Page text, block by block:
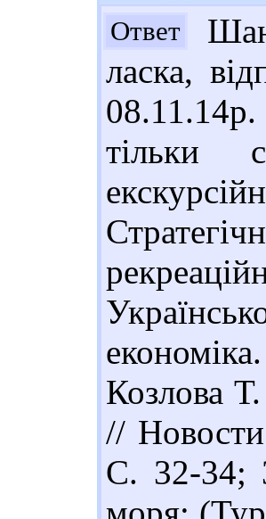
Ответ
ласка,
тільки
Козлова
//
С. 32-34;